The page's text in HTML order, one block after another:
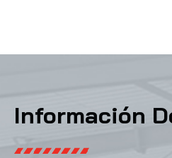
Información